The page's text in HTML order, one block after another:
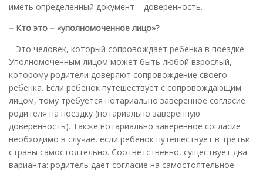
иметь определенный документ – доверенность.
– Кто это – «уполномоченное лицо»?
– Это человек, который сопровождает ребенка в поездке.
Уполномоченным лицом может быть любой взрослый,
которому родители доверяют сопровождение своего
ребенка. Если ребенок путешествует с сопровождающим
лицом, тому требуется нотариально заверенное согласие
родителя на поездку (нотариально заверенную
доверенность). Также нотариально заверенное согласие
необходимо в случае, если ребенок путешествует в третьи
страны самостоятельно. Соответственно, существует два
варианта: родитель дает согласие на самостоятельное